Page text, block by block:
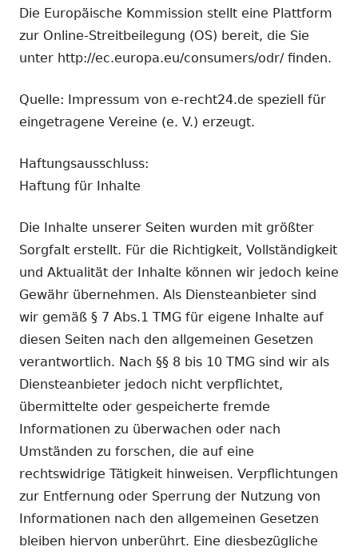
Die Europäische Kommission stellt eine Plattform
zur Online-Streitbeilegung (OS) bereit, die Sie
unter http://ec.europa.eu/consumers/odr/ finden.
Quelle: Impressum von e-recht24.de speziell für
eingetragene Vereine (e. V.) erzeugt.
Haftungsausschluss:
Haftung für Inhalte
Die Inhalte unserer Seiten wurden mit größter
Sorgfalt erstellt. Für die Richtigkeit, Vollständigkeit
und Aktualität der Inhalte können wir jedoch keine
Gewähr übernehmen. Als Diensteanbieter sind
wir gemäß § 7 Abs.1 TMG für eigene Inhalte auf
diesen Seiten nach den allgemeinen Gesetzen
verantwortlich. Nach §§ 8 bis 10 TMG sind wir als
Diensteanbieter jedoch nicht verpflichtet,
übermittelte oder gespeicherte fremde
Informationen zu überwachen oder nach
Umständen zu forschen, die auf eine
rechtswidrige Tätigkeit hinweisen. Verpflichtungen
zur Entfernung oder Sperrung der Nutzung von
Informationen nach den allgemeinen Gesetzen
bleiben hiervon unberührt. Eine diesbezügliche